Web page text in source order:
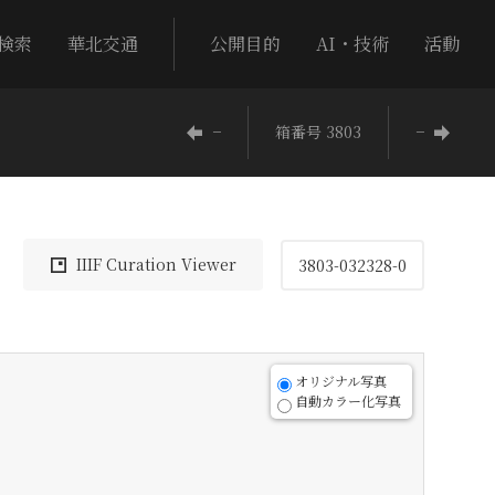
索 華北交通 公開目的 AI・技術 活動
− 箱番号 3803 −
IIIF Curation Viewer 3803-032328-0
オリジナル写真
自動カラー化写真